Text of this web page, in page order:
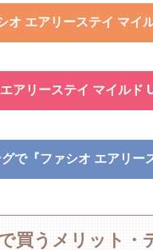
オ エアリーステイ マイ
アリーステイ マイルド
で『ファシオ エアリー
買うメリット・